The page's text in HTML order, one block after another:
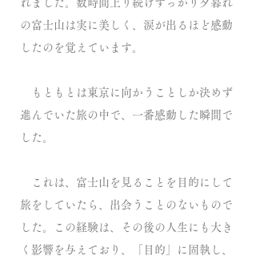
れました。数時間上り続けすっかり夕暮れ
の富士山は実に美しく、涙が出るほど感動
したのを覚えています。
もともとは東京に向かうことしか決めず
進んでいた旅の中で、一番感動した瞬間で
した。
これは、富士山を見ることを目的にして
旅をしていたら、出会うことのないもので
した。この経験は、その後の人生にも大き
く影響を与えており、「目的」に固執し、